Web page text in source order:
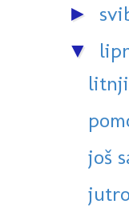
►
▼
još
jutro